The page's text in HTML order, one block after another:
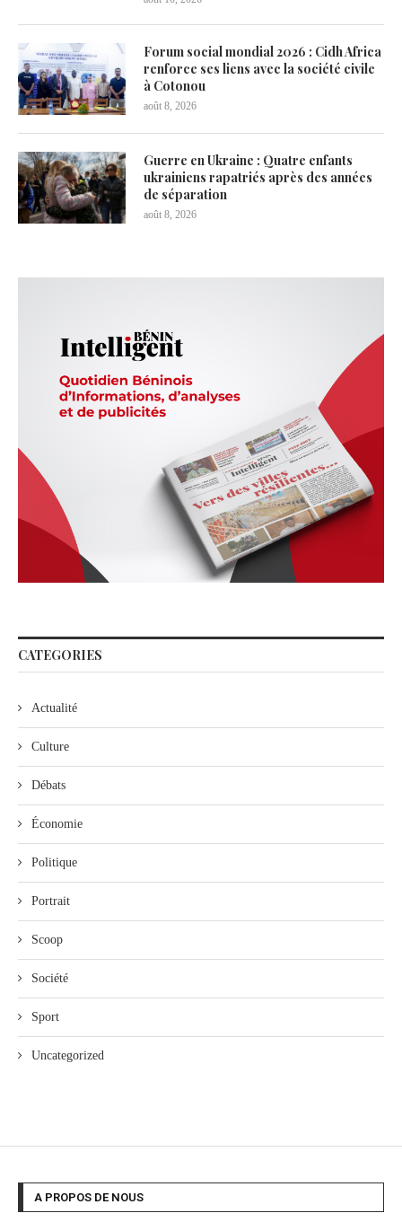
Forum social mondial 2026 : Cidh Africa
renforce ses liens avec la société civile
à Cotonou
août 8, 2026
Guerre en Ukraine : Quatre enfants
ukrainiens rapatriés après des années
de séparation
août 8, 2026
CATEGORIES
Actualité
Culture
Débats
Économie
Politique
Portrait
Scoop
Société
Sport
Uncategorized
A PROPOS DE NOUS